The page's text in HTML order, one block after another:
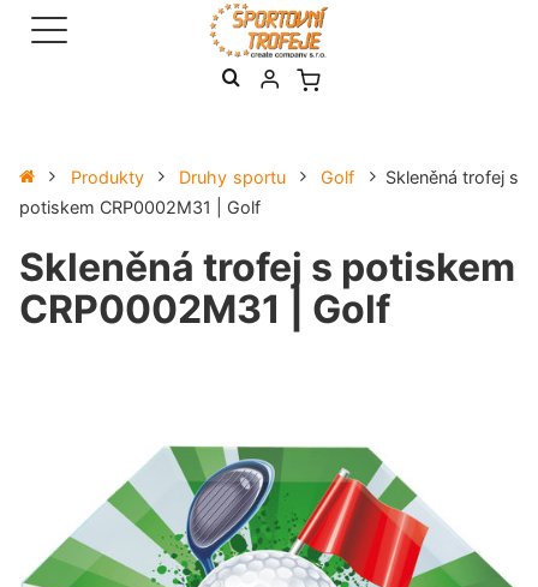
Produkty Druhy sportu Golf
Skleněná trofej s
potiskem CRP0002M31 | Golf
Skleněná trofej s potiskem
CRP0002M31 | Golf